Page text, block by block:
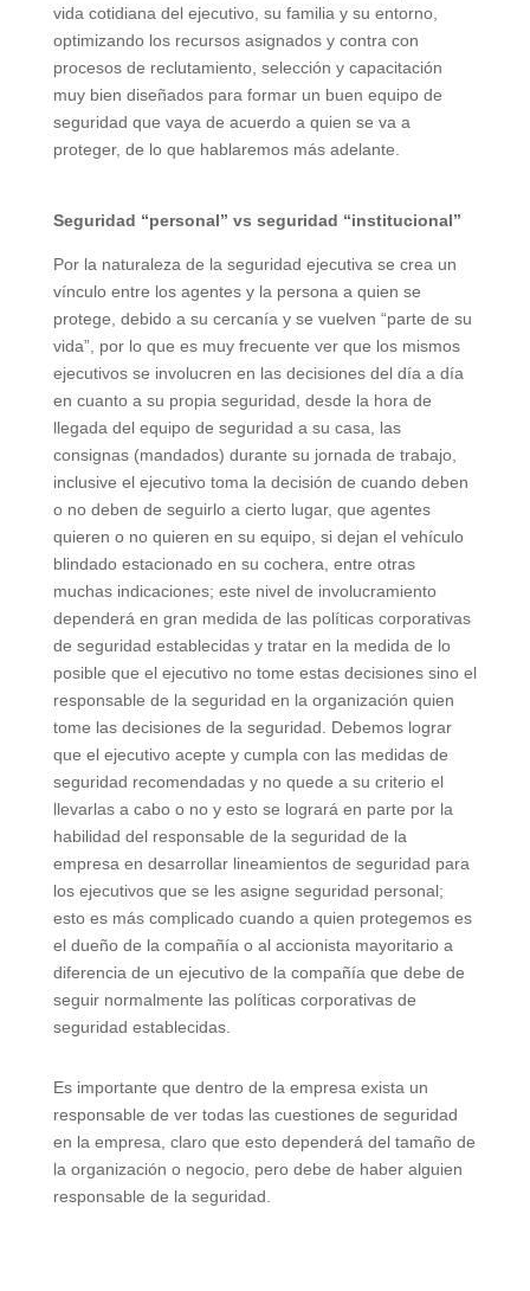
vida cotidiana del ejecutivo, su familia y su entorno,
optimizando los recursos asignados y contra con
procesos de reclutamiento, selección y capacitación
muy bien diseñados para formar un buen equipo de
seguridad que vaya de acuerdo a quien se va a
proteger, de lo que hablaremos más adelante.
Seguridad “personal” vs seguridad “institucional”
Por la naturaleza de la seguridad ejecutiva se crea un
vínculo entre los agentes y la persona a quien se
protege, debido a su cercanía y se vuelven “parte de su
vida”, por lo que es muy frecuente ver que los mismos
ejecutivos se involucren en las decisiones del día a día
en cuanto a su propia seguridad, desde la hora de
llegada del equipo de seguridad a su casa, las
consignas (mandados) durante su jornada de trabajo,
inclusive el ejecutivo toma la decisión de cuando deben
o no deben de seguirlo a cierto lugar, que agentes
quieren o no quieren en su equipo, si dejan el vehículo
blindado estacionado en su cochera, entre otras
muchas indicaciones; este nivel de involucramiento
dependerá en gran medida de las políticas corporativas
de seguridad establecidas y tratar en la medida de lo
posible que el ejecutivo no tome estas decisiones sino el
responsable de la seguridad en la organización quien
tome las decisiones de la seguridad. Debemos lograr
que el ejecutivo acepte y cumpla con las medidas de
seguridad recomendadas y no quede a su criterio el
llevarlas a cabo o no y esto se logrará en parte por la
habilidad del responsable de la seguridad de la
empresa en desarrollar lineamientos de seguridad para
los ejecutivos que se les asigne seguridad personal;
esto es más complicado cuando a quien protegemos es
el dueño de la compañía o al accionista mayoritario a
diferencia de un ejecutivo de la compañía que debe de
seguir normalmente las políticas corporativas de
seguridad establecidas.
Es importante que dentro de la empresa exista un
responsable de ver todas las cuestiones de seguridad
en la empresa, claro que esto dependerá del tamaño de
la organización o negocio, pero debe de haber alguien
responsable de la seguridad.